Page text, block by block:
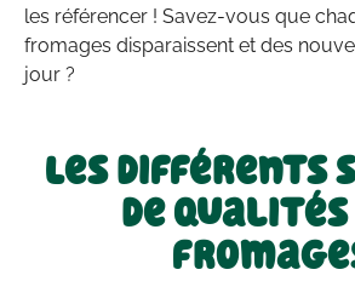
les référencer ! Savez-vous que
fromages disparaissent et des
jour ?
Les différents
de qualités